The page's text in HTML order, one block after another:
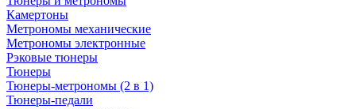
Камертоны
Метрономы механические
Метрономы электронные
Рэковые тюнеры
Тюнеры
Тюнеры-метрономы (2 в 1)
Тюнеры-педали